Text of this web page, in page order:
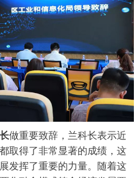
做重要致辞，兰科长表示近
取得了非常显著的成绩，这
发挥了重要的力量。随着这